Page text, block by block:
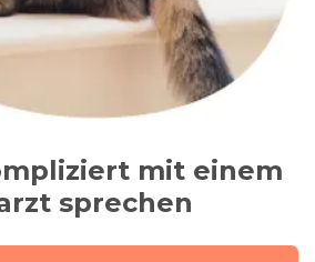
mit einem
sprechen